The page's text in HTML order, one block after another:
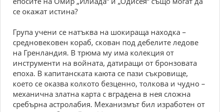
се окажат истина?
Група учени се натъква на шокираща находка –
средновековен кораб, скован под дебелите ледове
на Гренландия. В трюма му има колекция от
инструменти на войната, датиращи от бронзовата
епоха. В капитанската каюта се пази съкровище,
което се оказва колкото безценно, толкова и чудно –
механична златна карта с вградена в нея сложна
сребърна астролабия. Механизмът бил изработен от